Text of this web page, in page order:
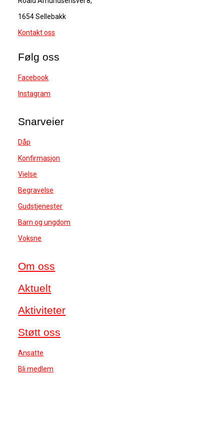
1654 Sellebakk
Kontakt oss
Følg oss
Facebook
Instagram
Snarveier
Dåp
Konfirmasjon
Vielse
Begravelse
Gudstjenester
Barn og ungdom
Voksne
Om oss
Aktuelt
Aktiviteter
Støtt oss
Ansatte
Bli medlem